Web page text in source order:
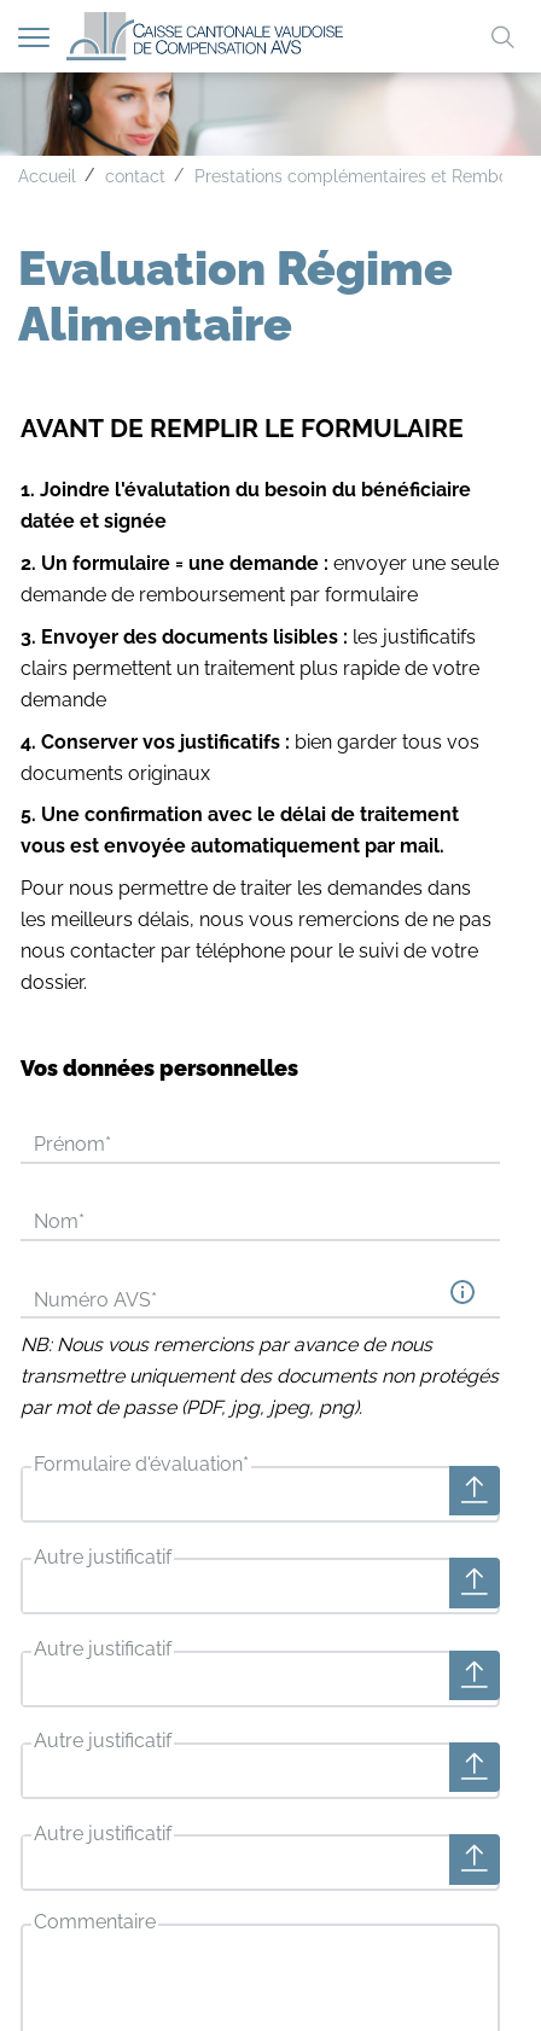
A A A
Afficher
la
navigation
Accueil contact Prestations complémentaires et
Evaluation Régime
Alimentaire
AVANT DE REMPLIR LE FORMULAIRE
1. Joindre l'évalutation du besoin du bénéficiaire
datée et signée
2. Un formulaire = une demande : envoyer une seule
demande de remboursement par formulaire
3. Envoyer des documents lisibles : les justificatifs
clairs permettent un traitement plus rapide de votre
demande
4. Conserver vos justificatifs : bien garder tous vos
documents originaux
5. Une confirmation avec le délai de traitement
vous est envoyée automatiquement par mail.
Pour nous permettre de traiter les demandes dans
les meilleurs délais, nous vous remercions de ne pas
nous contacter par téléphone pour le suivi de votre
dossier.
Vos données personnelles
Prénom*
Nom*
Numéro AVS*
NB: Nous vous remercions par avance de nous
transmettre uniquement des documents non protégés
par mot de passe (PDF, jpg, jpeg, png).
Formulaire d'évaluation*
Autre justificatif
Autre justificatif
Autre justificatif
Autre justificatif
Commentaire